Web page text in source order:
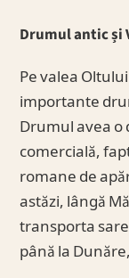
Drumul antic și
Pe valea
importante
Drumul avea o
comercială,
romane de
astăzi, lângă
transporta
până la